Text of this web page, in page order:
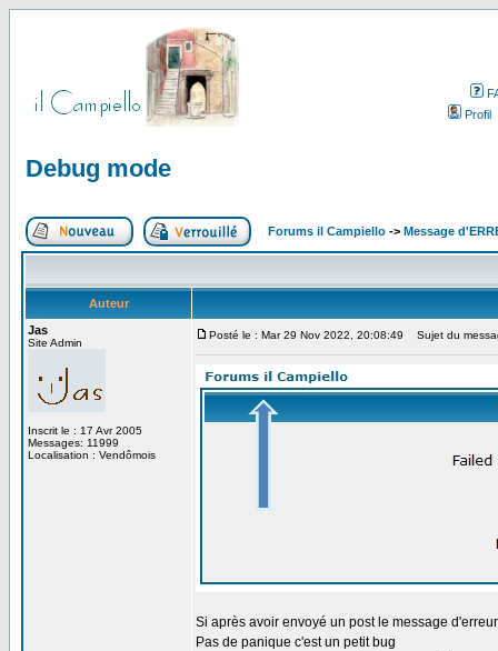
Profil
Debug mode
Forums il Campiello -> Message
Auteur
Jas
Site Admin
Inscrit le : 17 Avr 2005
Messages: 11999
Localisation : Vendômois
Posté le : Mar 29 Nov 2022, 20:08:49 Sujet du
Si après avoir envoyé un post le message
Pas de panique c'est un petit bug